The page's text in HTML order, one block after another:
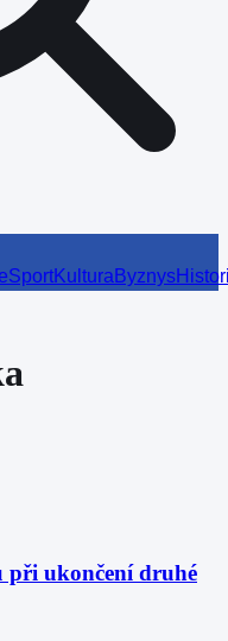
SportKultura Byznys
při ukončení druhé